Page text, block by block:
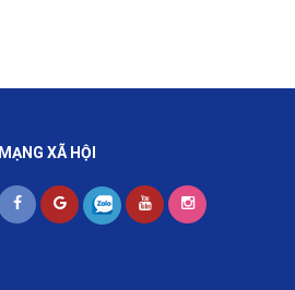
MẠNG XÃ HỘI